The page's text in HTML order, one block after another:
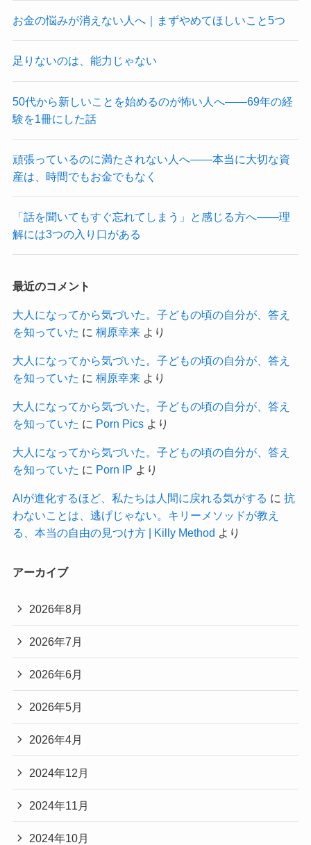
お金の悩みが消えない人へ｜まずやめてほしいこと5つ
足りないのは、能力じゃない
50代から新しいことを始めるのが怖い人へ——69年の経
験を1冊にした話
頑張っているのに満たされない人へ——本当に大切な資
産は、時間でもお金でもなく
「話を聞いてもすぐ忘れてしまう」と感じる方へ——理
解には3つの入り口がある
最近のコメント
大人になってから気づいた。子どもの頃の自分が、答え
を知っていた に 桐原幸来より
大人になってから気づいた。子どもの頃の自分が、答え
を知っていた に 桐原幸来より
大人になってから気づいた。子どもの頃の自分が、答え
を知っていた に Porn Picsより
大人になってから気づいた。子どもの頃の自分が、答え
を知っていた に Porn IP より
AIが進化するほど、私たちは人間に戻れる気がする に 抗
わないことは、逃げじゃない。キリーメソッドが教え
る、本当の自由の見つけ方 | Killy Method より
アーカイブ
2026年8月
2026年7月
2026年6月
2026年5月
2026年4月
2024年12月
2024年11月
2024年10月